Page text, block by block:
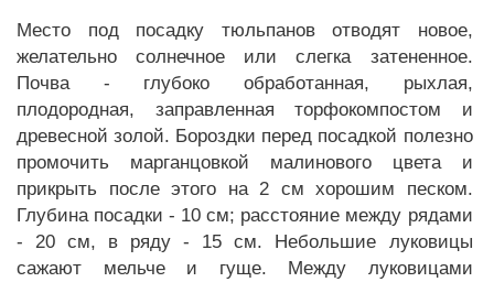
Место под посадку тюльпанов отводят новое,
желательно солнечное или слегка затененное.
Почва - глубоко обработанная, рыхлая,
плодородная, заправленная торфокомпостом и
древесной золой. Бороздки перед посадкой полезно
промочить марганцовкой малинового цвета и
прикрыть после этого на 2 см хорошим песком.
Глубина посадки - 10 см; расстояние между рядами
- 20 см, в ряду - 15 см. Небольшие луковицы
сажают мельче и гуще. Между луковицами